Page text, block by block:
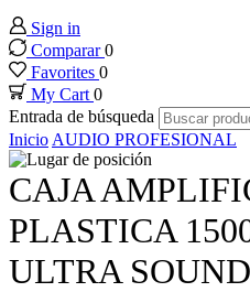
panel
panel
panel
panel
panel
Sign in
Comparar0
Favorites 0
My Cart0
Entrada de búsqueda
Inicio AUDIO PROFESIONAL
CAJA
PLASTICA
ULTRA SOUND